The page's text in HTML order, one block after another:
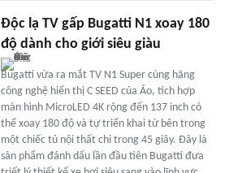
Độc lạ TV gấp Bugatti N1 xoay 180
độ dành cho giới siêu giàu
Bugatti vừa ra mắt TV N1 Super cùng hãng
công nghệ hiển thị C SEED của Áo, tích hợp
màn hình MicroLED 4K rộng đến 137 inch có
thể xoay 180 độ và tự triển khai từ bên trong
một chiếc tủ nội thất chỉ trong 45 giây. Đây là
sản phẩm đánh dấu lần đầu tiên Bugatti đưa